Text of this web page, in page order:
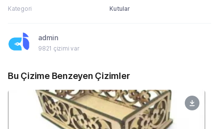
Kategori
Kutular
admin
9821 çizimi var
Bu Çizime Benzeyen Çizimler